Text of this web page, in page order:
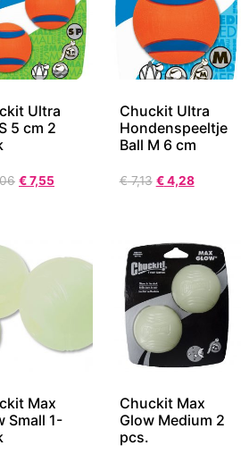
Ultra
5 cm 2
€7,55
Chuckit Ultra
Hondenspeeltje
Ball M 6 cm
€7,13 €4,28
Max
Small 1-
Chuckit Max
Glow Medium 2
pcs.